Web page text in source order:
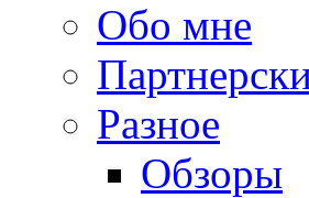
Обо мне
Разное
Обзоры